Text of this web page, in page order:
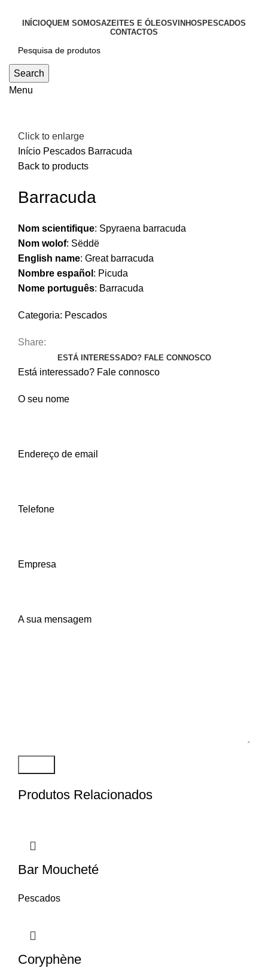
INÍCIOQUEM SOMOSAZEITES E ÓLEOSVINHOS PESCADOS
CONTACTOS
Search
Menu
Click to enlarge
Início Pescados Barracuda
Back to products
Barracuda
Nom scientifique: Spyraena barracuda
Nom wolof: Sëddë
English name: Great barracuda
Nombre español : Picuda
Nome português: Barracuda
Categoria: Pescados
Share:
ESTÁ INTERESSADO? FALE CONNOSCO
Está interessado? Fale connosco
O seu nome
Endereço de email
Telefone
Empresa
A sua mensagem
Produtos Relacionados
Bar Moucheté
Pescados
Coryphène